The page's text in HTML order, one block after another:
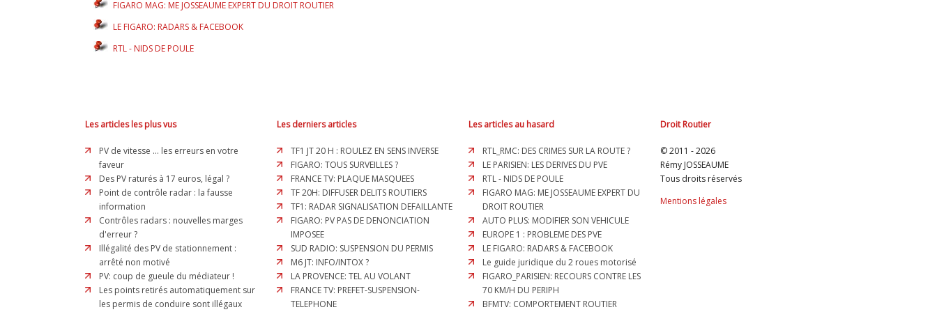
FIGARO MAG: ME JOSSEAUME EXPERT DU DROIT ROUTIER
LE FIGARO: RADARS & FACEBOOK
RTL - NIDS DE POULE
Les articles les plus vus
PV de vitesse ... les erreurs en votre
faveur
Des PV raturés à 17 euros, légal ?
Point de contrôle radar : la fausse
information
Contrôles radars : nouvelles marges
d'erreur ?
Illégalité des PV de stationnement :
arrêté non motivé
PV: coup de gueule du médiateur !
Les points retirés automatiquement sur
les permis de conduire sont illégaux
Les derniers articles
TF1 JT 20 H : ROULEZ EN SENS INVERSE
FIGARO: TOUS SURVEILLES ?
FRANCE TV: PLAQUE MASQUEES
TF 20H: DIFFUSER DELITS ROUTIERS
TF1: RADAR SIGNALISATION DEFAILLANTE
FIGARO: PV PAS DE DENONCIATION
IMPOSEE
SUD RADIO: SUSPENSION DU PERMIS
M6 JT: INFO/INTOX ?
LA PROVENCE: TEL AU VOLANT
FRANCE TV: PREFET-SUSPENSION-
TELEPHONE
Les articles au hasard
RTL_RMC: DES CRIMES SUR LA ROUTE ?
LE PARISIEN: LES DERIVES DU PVE
RTL - NIDS DE POULE
FIGARO MAG: ME JOSSEAUME EXPERT DU
DROIT ROUTIER
AUTO PLUS: MODIFIER SON VEHICULE
EUROPE 1 : PROBLEME DES PVE
LE FIGARO: RADARS & FACEBOOK
Le guide juridique du 2 roues motorisé
FIGARO_PARISIEN: RECOURS CONTRE LES
70 KM/H DU PERIPH
BFMTV: COMPORTEMENT ROUTIER
Droit Routier
© 2011 - 2026
Rémy JOSSEAUME
Tous droits réservés
Mentions légales